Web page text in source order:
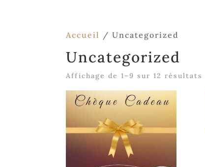
Accueil / Uncategorized
Uncategorized
Affichage de 1–9 sur 12 résultats